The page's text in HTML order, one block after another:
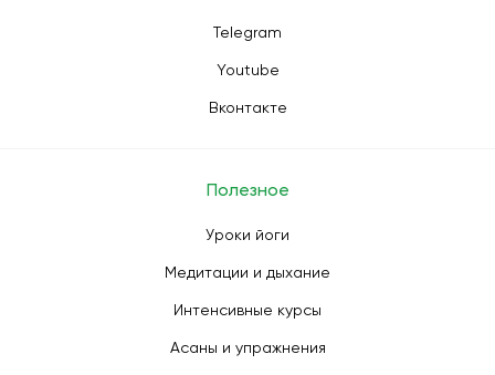
Telegram
Youtube
Вконтакте
Полезное
Уроки йоги
Медитации и дыхание
Интенсивные курсы
Асаны и упражнения